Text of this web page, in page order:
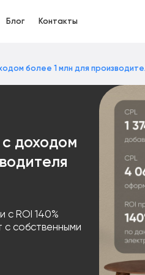
Блог Контакты
более 1 млн для
с доходом
с ROI 140%
с собственными